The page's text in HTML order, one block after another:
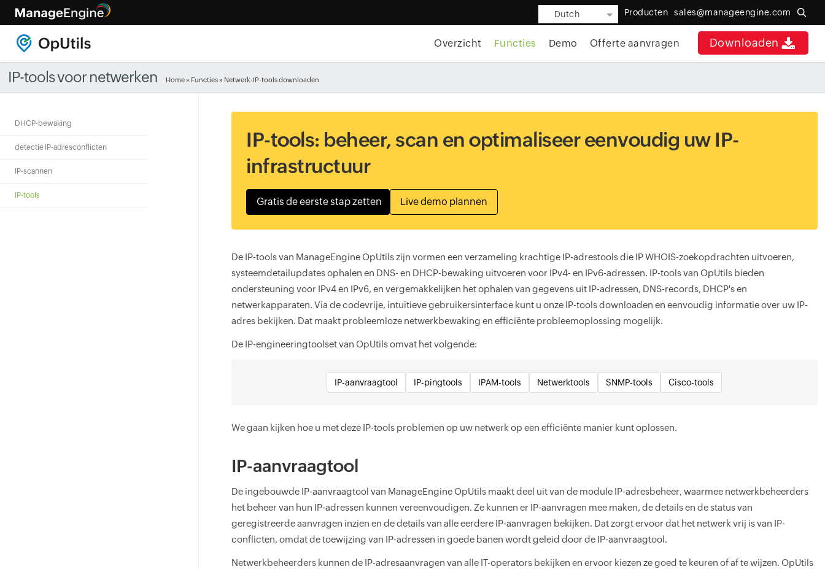
Dutch Producten sales@manageengine.com
Downloaden
Overzicht Functies Demo Offerte aanvragen
IP-tools voor netwerken Home » Functies » Netwerk-IP-tools downloaden
DHCP-bewaking
detectie IP-adresconflicten
IP-scannen
IP-tools
IP-tools: beheer, scan en optimaliseer eenvoudig uw IP-
infrastructuur
Gratis de eerste stap zetten Live demo plannen
De IP-tools van ManageEngine OpUtils zijn vormen een verzameling krachtige IP-adrestools die IP WHOIS-zoekopdrachten uitvoeren,
systeemdetailupdates ophalen en DNS- en DHCP-bewaking uitvoeren voor IPv4- en IPv6-adressen. IP-tools van OpUtils bieden
ondersteuning voor IPv4 en IPv6, en vergemakkelijken het ophalen van gegevens uit IP-adressen, DNS-records, DHCP's en
netwerkapparaten. Via de codevrije, intuïtieve gebruikersinterface kunt u onze IP-tools downloaden en eenvoudig informatie over uw IP-
adres bekijken. Dat maakt probleemloze netwerkbewaking en efficiënte probleemoplossing mogelijk.
De IP-engineeringtoolset van OpUtils omvat het volgende:
IP-aanvraagtool IP-pingtools IPAM-tools Netwerktools SNMP-tools Cisco-tools
We gaan kijken hoe u met deze IP-tools problemen op uw netwerk op een efficiënte manier kunt oplossen.
IP-aanvraagtool
De ingebouwde IP-aanvraagtool van ManageEngine OpUtils maakt deel uit van de module IP-adresbeheer, waarmee netwerkbeheerders
het beheer van hun IP-adressen kunnen vereenvoudigen. Ze kunnen er IP-aanvragen mee maken, de details en de status van
geregistreerde aanvragen inzien en de details van alle eerdere IP-aanvragen bekijken. Dat zorgt ervoor dat het netwerk vrij is van IP-
conflicten, omdat de toewijzing van IP-adressen in goede banen wordt geleid door de IP-aanvraagtool.
Netwerkbeheerders kunnen de IP-adresaanvragen van alle IT-operators bekijken en ervoor kiezen ze goed te keuren of af te wijzen. OpUtils